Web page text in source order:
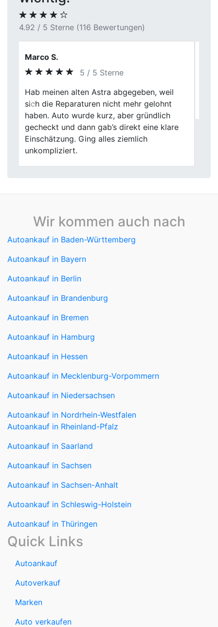
4.92 / 5 Sterne (116 Bewertungen)
Holger
5 / 5 Sterne
Unkomplizierte Abwicklung, netter
Kontakt, danke sehr.
Autoankauf in Baden-Württemberg
Autoankauf in Rheinland-Pfalz
Autoankauf in Saarland
Autoankauf in Sachsen
Autoverkauf